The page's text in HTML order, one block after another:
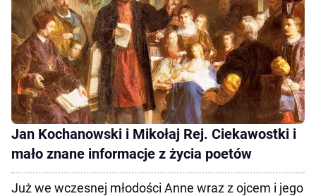
Jan Kochanowski i Mikołaj Rej. Ciekawostki i
mało znane informacje z życia poetów
Już we wczesnej młodości Anne wraz z ojcem i jego